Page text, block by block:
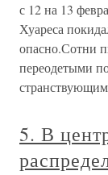
с 12 на 13
Хуареса
опасно.Сотни
переодетыми
5. В